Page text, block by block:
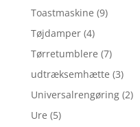
Toastmaskine (9)
Tøjdamper (4)
Tørretumblere (7)
udtræksemhætte (3)
Universalrengøring (2)
Ure (5)